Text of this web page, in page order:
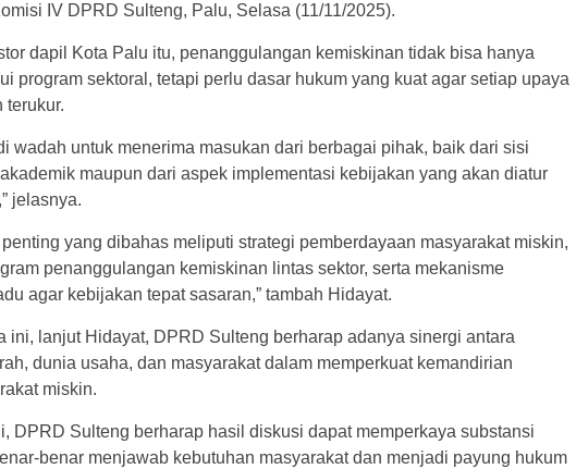
IV DPRD Sulteng, Palu, Selasa (11/11/2025).
dapil Kota Palu itu, penanggulangan kemiskinan tidak bisa hanya
program sektoral, tetapi perlu dasar hukum yang kuat agar setiap upaya
terukur.
wadah untuk menerima masukan dari berbagai pihak, baik dari sisi
maupun dari aspek implementasi kebijakan yang akan diatur
jelasnya.
yang dibahas meliputi strategi pemberdayaan masyarakat miskin,
penanggulangan kemiskinan lintas sektor, serta mekanisme
agar kebijakan tepat sasaran,” tambah Hidayat.
ini, lanjut Hidayat, DPRD Sulteng berharap adanya sinergi antara
dunia usaha, dan masyarakat dalam memperkuat kemandirian
miskin.
DPRD Sulteng berharap hasil diskusi dapat memperkaya substansi
benar menjawab kebutuhan masyarakat dan menjadi payung hukum